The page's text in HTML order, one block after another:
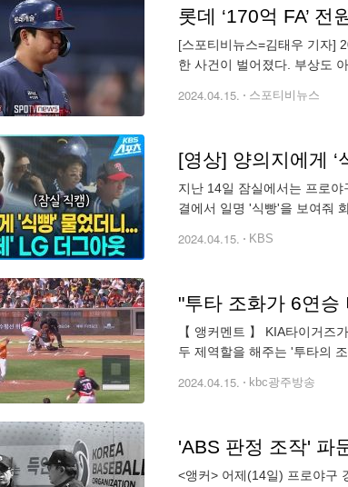
[스포티비뉴스=김태우 기자]
한 사건이 벌어졌다. 부상도
2024.04.15. 스포티비뉴스
[영상] 양의지에게 ‘
지난 14일 잠실에서는 프로야구 라
결에서 일명 '식빵'을 보여줘
2024.04.15. KBS
"투타 조화가 6연승
【 앵커멘트 】 KIA타이거
두 제역할을 해주는 '투타의
2024.04.15. kbc광주방송
'ABS 판정 조작' 파
<앵커> 어제(14일) 프로야구